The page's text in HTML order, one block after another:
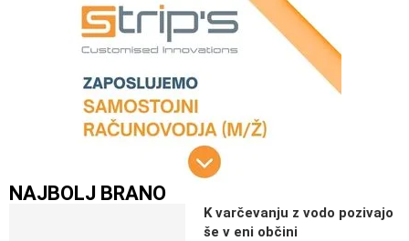
NAJBOLJ BRANO
K varčevanju z vodo pozivajo
še v eni občini